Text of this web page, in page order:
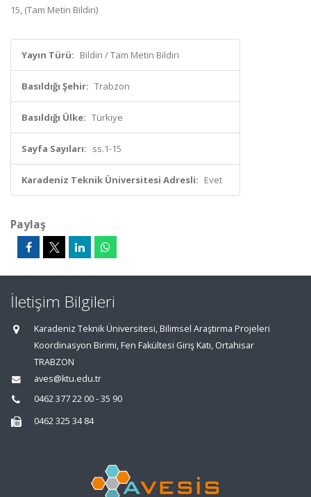
15, (Tam Metin Bildiri)
Yayın Türü: Bildiri / Tam Metin Bildiri
Basıldığı Şehir: Trabzon
Basıldığı Ülke: Türkiye
Sayfa Sayıları: ss.1-15
Karadeniz Teknik Üniversitesi Adresli: Evet
Paylaş
İletişim Bilgileri
Karadeniz Teknik Üniversitesi, Bilimsel Araştırma Projeleri
Koordinasyon Birimi, Fen Fakültesi Giriş Katı, Ortahisar
TRABZON
aves@ktu.edu.tr
0462 377 22 00 - 35 90
0462 325 34 84